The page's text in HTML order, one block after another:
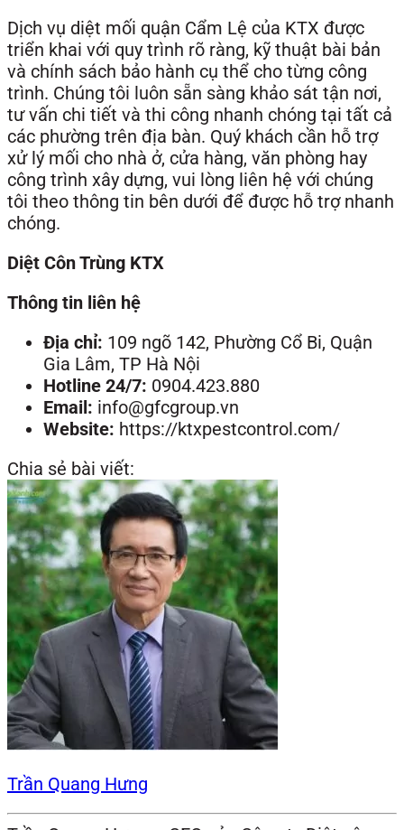
Dịch vụ diệt mối quận Cẩm Lệ của KTX được
triển khai với quy trình rõ ràng, kỹ thuật bài bản
và chính sách bảo hành cụ thể cho từng công
trình. Chúng tôi luôn sẵn sàng khảo sát tận nơi,
tư vấn chi tiết và thi công nhanh chóng tại tất cả
các phường trên địa bàn. Quý khách cần hỗ trợ
xử lý mối cho nhà ở, cửa hàng, văn phòng hay
công trình xây dựng, vui lòng liên hệ với chúng
tôi theo thông tin bên dưới để được hỗ trợ nhanh
chóng.
Diệt Côn Trùng KTX
Thông tin liên hệ
Địa chỉ: 109 ngõ 142, Phường Cổ Bi, Quận
Gia Lâm, TP Hà Nội
Hotline 24/7: 0904.423.880
Email: info@gfcgroup.vn
Website: https://ktxpestcontrol.com/
Chia sẻ bài viết:
Trần Quang Hưng